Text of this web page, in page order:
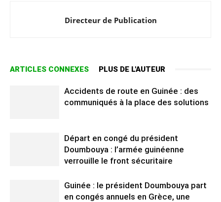
Directeur de Publication
ARTICLES CONNEXES PLUS DE L'AUTEUR
Accidents de route en Guinée : des
communiqués à la place des solutions
Départ en congé du président
Doumbouya : l’armée guinéenne
verrouille le front sécuritaire
Guinée : le président Doumbouya part
en congés annuels en Grèce, une